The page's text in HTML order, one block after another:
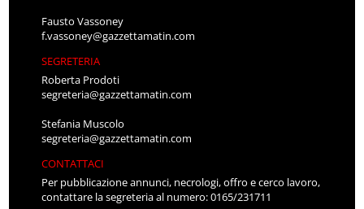
Fausto Vassoney
f.vassoney@gazzettamatin.com
SEGRETERIA
Roberta Prodoti
segreteria@gazzettamatin.com
Stefania Muscolo
segreteria@gazzettamatin.com
CONTATTACI
Per pubblicazione annunci, necrologi, offro e cerco lavoro,
contattare la segreteria al numero: 0165/231711